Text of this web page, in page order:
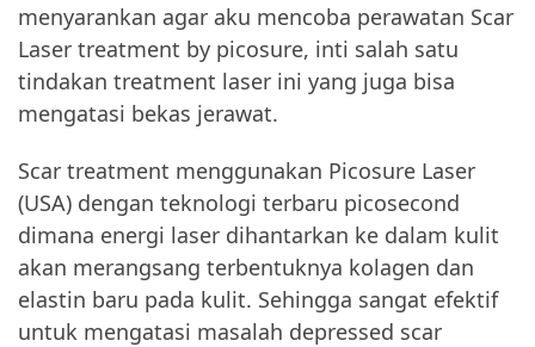
menyarankan agar aku mencoba perawatan Scar
Laser treatment by picosure, inti salah satu
tindakan treatment laser ini yang juga bisa
mengatasi bekas jerawat.
Scar treatment menggunakan Picosure Laser
(USA) dengan teknologi terbaru picosecond
dimana energi laser dihantarkan ke dalam kulit
akan merangsang terbentuknya kolagen dan
elastin baru pada kulit. Sehingga sangat efektif
untuk mengatasi masalah depressed scar